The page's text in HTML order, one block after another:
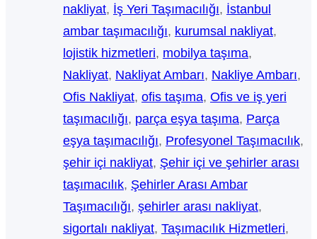
nakliyat, İş Yeri Taşımacılığı, İstanbul
ambar taşımacılığı, kurumsal nakliyat
lojistik hizmetleri, mobilya taşıma
Nakliyat, Nakliyat Ambarı, Nakliye Ambarı
Ofis Nakliyat, ofis taşıma, Ofis ve iş yeri
taşımacılığı, parça eşya taşıma, Parça
eşya taşımacılığı, Profesyonel Taşımacılık
şehir içi nakliyat, Şehir içi ve şehirler arası
taşımacılık, Şehirler Arası Ambar
Taşımacılığı, şehirler arası nakliyat
sigortalı nakliyat, Taşımacılık Hizmetleri